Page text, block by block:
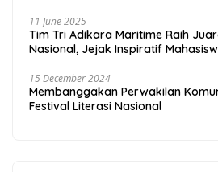
11 June 2025
Tim Tri Adikara Maritime Raih
Nasional, Jejak Inspiratif
15 December 2024
Membanggakan Perwakilan
Festival Literasi Nasional